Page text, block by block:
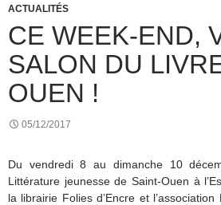
ACTUALITÉS
CE WEEK-END,
SALON DU
OUEN !
05/12/2017
Du vendredi 8 au dimanche 10
Littérature jeunesse de Saint-Ouen à
la librairie Folies d’Encre et